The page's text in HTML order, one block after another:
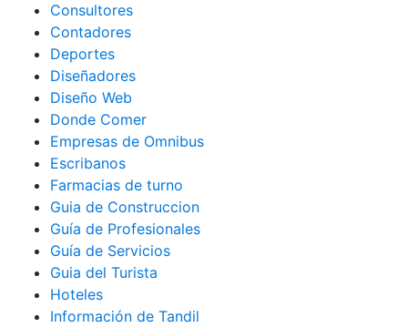
Consultores
Contadores
Deportes
Diseñadores
Diseño Web
Donde Comer
Empresas de Omnibus
Escribanos
Farmacias de turno
Guia de Construccion
Guía de Profesionales
Guía de Servicios
Guia del Turista
Hoteles
Información de Tandil